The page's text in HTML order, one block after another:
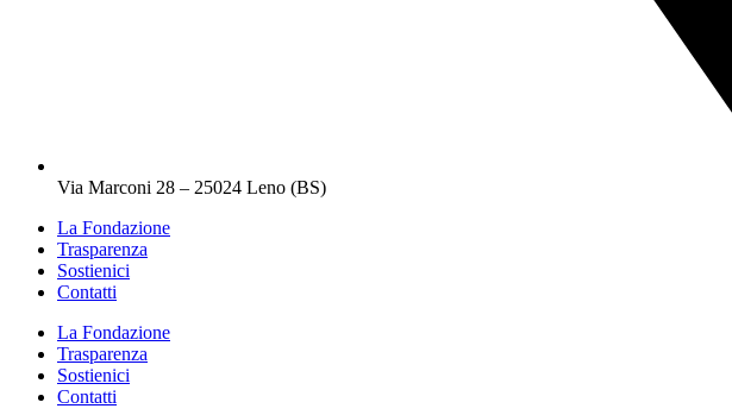
Via Marconi 28 – 25024 Leno (BS)
La Fondazione
Trasparenza
Sostienici
Contatti
La Fondazione
Trasparenza
Sostienici
Contatti